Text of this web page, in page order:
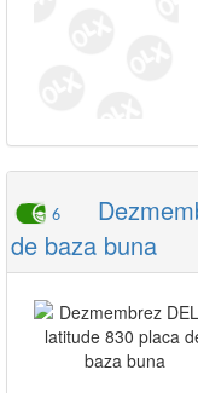
6
de baza buna